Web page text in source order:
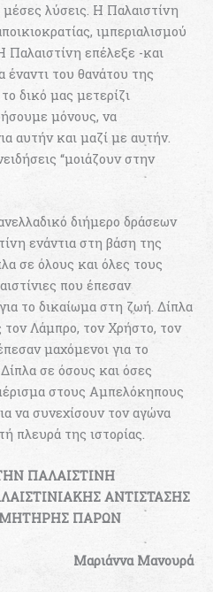
λύσεις. Η Παλαιστίνη
ιμπεριαλισμού
Παλαιστίνη επέλεξε -και
έναντι του θανάτου της
δικό μας μετερίζι
μόνους, να
αυτήν και μαζί με αυτήν.
“μοιάζουν στην
διήμερο δράσεων
ενάντια στη βάση της
σε όλους και όλες τους
που έπεσαν
το δικαίωμα στη ζωή. Δίπλα
Λάμπρο, τον Χρήστο, τον
μαχόμενοι για το
σε όσους και όσες
στους Αμπελόκηπους
να συνεχίσουν τον αγώνα
πλευρά της ιστορίας.
ΠΑΛΑΙΣΤΙΝΗ
ΑΝΤΙΣΤΑΣΗΣ
ΠΑΡΩΝ
Μαριάννα Μανουρά